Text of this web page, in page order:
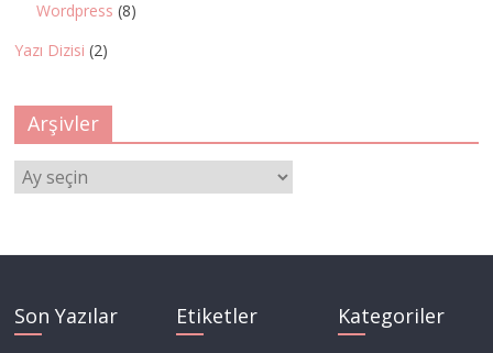
Wordpress (8)
Yazı Dizisi (2)
Arşivler
Arşivler
Son Yazılar Etiketler Kategoriler